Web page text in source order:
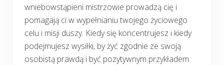
wniebowstąpieni mistrzowie prowadzą cię i
pomagają ci w wypełnianiu twojego życiowego
celu i misji duszy. Kiedy się koncentrujesz i kiedy
podejmujesz wysiłki, by żyć zgodnie ze swoją
osobistą prawdą i być pozytywnym przykładem